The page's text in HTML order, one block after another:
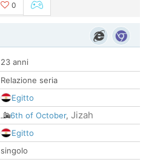
0
23 anni
Relazione seria
Egitto
6th of October, Jizah
Egitto
singolo